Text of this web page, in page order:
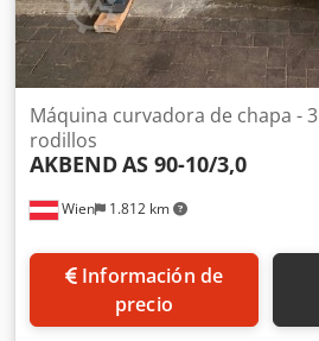
Wien 1.812 km
Máquina curvadora de chapa - 3
rodillos
AKBENDAS 90-10/3,0
Información de
precio